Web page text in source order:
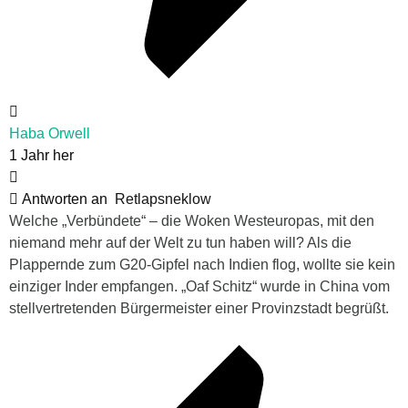
Haba Orwell
1 Jahr her
Antworten an
Retlapsneklow
Welche „Verbündete“ – die Woken Westeuropas, mit den
niemand mehr auf der Welt zu tun haben will? Als die
Plappernde zum G20-Gipfel nach Indien flog, wollte sie kein
einziger Inder empfangen. „Oaf Schitz“ wurde in China vom
stellvertretenden Bürgermeister einer Provinzstadt begrüßt.